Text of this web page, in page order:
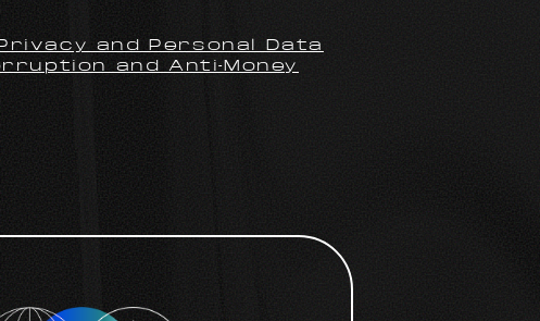
and Personal Data
and Anti-Money